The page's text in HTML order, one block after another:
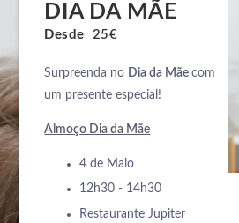
DIA DA MÃE
Desde 25€
Surpreenda no Dia da Mãecom
um presente especial!
Almoço Dia da Mãe
4 de Maio
12h30 - 14h30
Restaurante Jupiter